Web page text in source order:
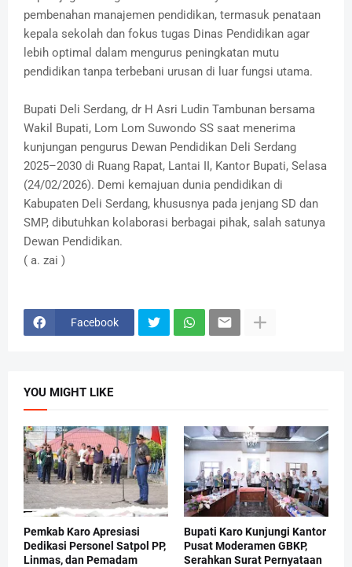
pembenahan manajemen pendidikan, termasuk penataan
kepala sekolah dan fokus tugas Dinas Pendidikan agar
lebih optimal dalam mengurus peningkatan mutu
pendidikan tanpa terbebani urusan di luar fungsi utama.
Bupati Deli Serdang, dr H Asri Ludin Tambunan bersama
Wakil Bupati, Lom Lom Suwondo SS saat menerima
kunjungan pengurus Dewan Pendidikan Deli Serdang
2025–2030 di Ruang Rapat, Lantai II, Kantor Bupati, Selasa
(24/02/2026). Demi kemajuan dunia pendidikan di
Kabupaten Deli Serdang, khususnya pada jenjang SD dan
SMP, dibutuhkan kolaborasi berbagai pihak, salah satunya
Dewan Pendidikan.
( a. zai )
Facebook
YOU MIGHT LIKE
Pemkab Karo Apresiasi
Dedikasi Personel Satpol PP,
Linmas, dan Pemadam
Bupati Karo Kunjungi Kantor
Pusat Moderamen GBKP,
Serahkan Surat Pernyataan